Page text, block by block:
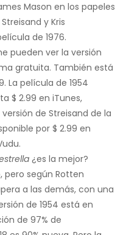
Mason en los papeles
y Kris
de 1976.
pueden ver la versión
gratuita. También está
La película de 1954
$ 2.99 en iTunes,
de Streisand de la
por $ 2.99 en
¿es la mejor?
pero según Rotten
a las demás, con una
de 1954 está en
de 97% de